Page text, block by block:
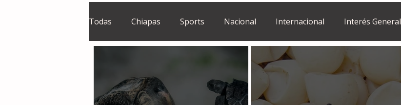
Todas Chiapas Sports Nacional Internacional Interés General
Estilo de vida bano
Grupo Financiero Continental